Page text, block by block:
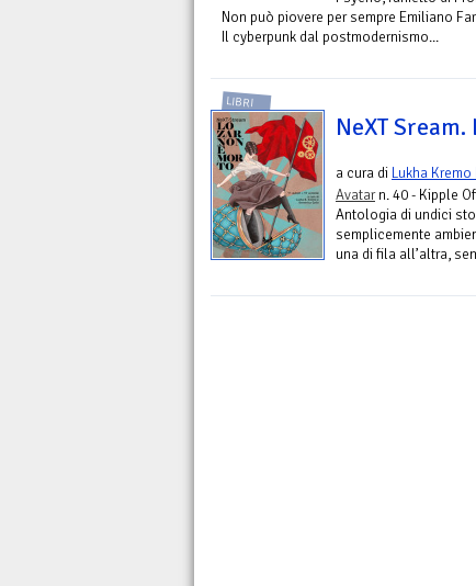
Non può piovere per sempre Emiliano
Il cyberpunk dal postmodernismo...
LIBRI
NeXT
a cura di Lukha
Avatarn. 40 - Kipple
Antologia di undici
semplicemente
una di fila all’altra,